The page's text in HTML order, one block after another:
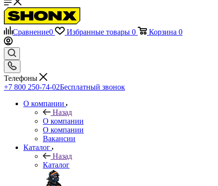
Сравнение0 Избранные товары 0 Корзина 0
Телефоны
+7 800 250-74-02Бесплатный звонок
О компании
Назад
О компании
О компании
Вакансии
Каталог
Назад
Каталог